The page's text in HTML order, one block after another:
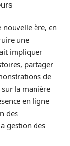
nouvelle ère, en
une
impliquer
partager
de
sur la manière
en ligne
des
gestion des